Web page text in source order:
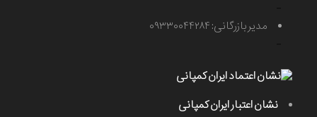
مدیر بازرگانی: ۰۹۳۳۰۰۴۴۲۸۴
نشان اعتبار ایران کمپانی